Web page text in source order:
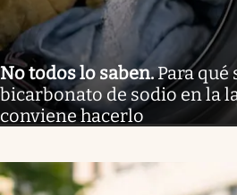
No todos lo saben.Para
bicarbonato de sodio en la
conviene hacerlo